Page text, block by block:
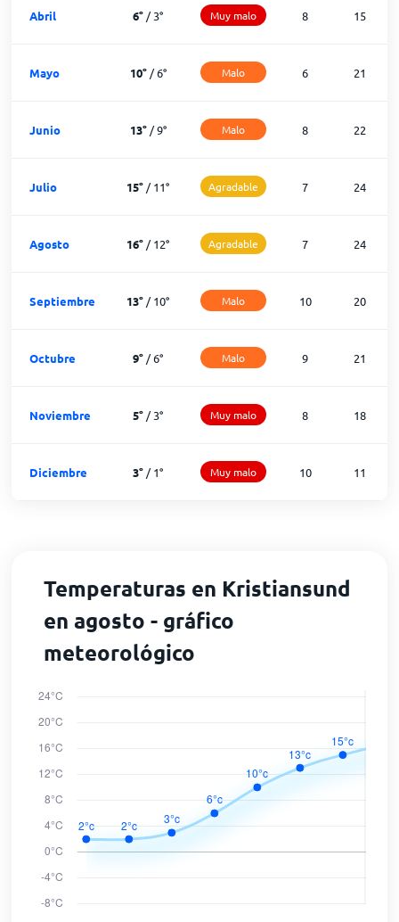
Abril 6° /3° Muy malo 8 15
Mayo 10°/6° Malo 6 21
Junio 13°/9° Malo 8 22
Julio 15° /11° Agradable 7 24
Agosto 16° /12° Agradable 7 24
Septiembre 13° /10° Malo 10 20
Octubre 9° /6° Malo 9 21
Noviembre 5° /3° Muy malo 8 18
Diciembre 3° /1° Muy malo 10 11
Temperaturas en Kristiansund
en agosto - gráfico
meteorológico